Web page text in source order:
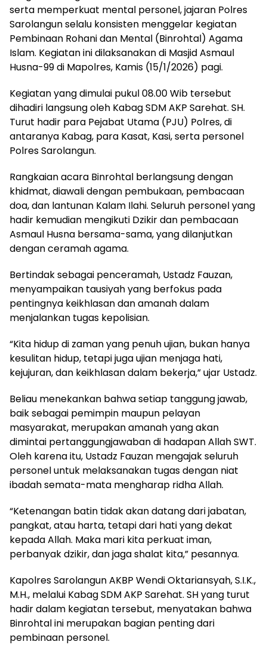
serta memperkuat mental personel, jajaran Polres
Sarolangun selalu konsisten menggelar kegiatan
Pembinaan Rohani dan Mental (Binrohtal) Agama
Islam. Kegiatan ini dilaksanakan di Masjid Asmaul
Husna-99 di Mapolres, Kamis (15/1/2026) pagi.
Kegiatan yang dimulai pukul 08.00 Wib tersebut
dihadiri langsung oleh Kabag SDM AKP Sarehat. SH.
Turut hadir para Pejabat Utama (PJU) Polres, di
antaranya Kabag, para Kasat, Kasi, serta personel
Polres Sarolangun.
Rangkaian acara Binrohtal berlangsung dengan
khidmat, diawali dengan pembukaan, pembacaan
doa, dan lantunan Kalam Ilahi. Seluruh personel yang
hadir kemudian mengikuti Dzikir dan pembacaan
Asmaul Husna bersama-sama, yang dilanjutkan
dengan ceramah agama.
Bertindak sebagai penceramah, Ustadz Fauzan,
menyampaikan tausiyah yang berfokus pada
pentingnya keikhlasan dan amanah dalam
menjalankan tugas kepolisian.
“Kita hidup di zaman yang penuh ujian, bukan hanya
kesulitan hidup, tetapi juga ujian menjaga hati,
kejujuran, dan keikhlasan dalam bekerja,” ujar Ustadz.
Beliau menekankan bahwa setiap tanggung jawab,
baik sebagai pemimpin maupun pelayan
masyarakat, merupakan amanah yang akan
dimintai pertanggungjawaban di hadapan Allah SWT.
Oleh karena itu, Ustadz Fauzan mengajak seluruh
personel untuk melaksanakan tugas dengan niat
ibadah semata-mata mengharap ridha Allah.
“Ketenangan batin tidak akan datang dari jabatan,
pangkat, atau harta, tetapi dari hati yang dekat
kepada Allah. Maka mari kita perkuat iman,
perbanyak dzikir, dan jaga shalat kita,” pesannya.
Kapolres Sarolangun AKBP Wendi Oktariansyah, S.I.K.,
M.H., melalui Kabag SDM AKP Sarehat. SH yang turut
hadir dalam kegiatan tersebut, menyatakan bahwa
Binrohtal ini merupakan bagian penting dari
pembinaan personel.